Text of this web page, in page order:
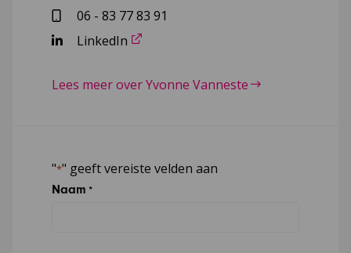
06 - 83 77 83 91
LinkedIn
Lees meer over Yvonne Vanneste
"*" geeft vereiste velden aan
Naam *